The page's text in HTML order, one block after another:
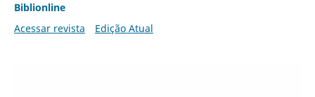
Biblionline
Acessar revista
Edição Atual